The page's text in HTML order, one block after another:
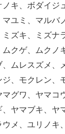
キ、ボダイジ
ユミ、マルバ
ズキ、ミズナ
クゲ、ムクノ
、ムレスズメ、
、モクレン、
マグワ、ヤマコ
、ヤマブキ、ヤ
メ、ユリノキ